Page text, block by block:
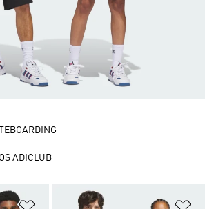
Adicionar à Lista de Desejos
ADICLUB